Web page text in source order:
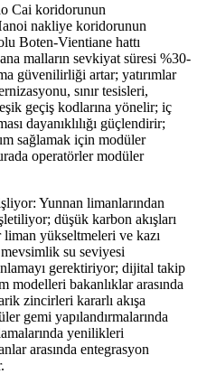
Cai koridorunun
nakliye koridorunun
Boten-Vientiane hattı
malların sevkiyat süresi %30-
güvenilirliği artar; yatırımlar
sınır tesisleri,
geçiş kodlarına yönelir; iç
dayanıklılığı güçlendirir;
sağlamak için modüler
operatörler modüler
Yunnan limanlarından
düşük karbon akışları
yükseltmeleri ve kazı
su seviyesi
gerektiriyor; dijital takip
modelleri bakanlıklar arasında
zincirleri kararlı akışa
gemi yapılandırmalarında
yenilikleri
arasında entegrasyon